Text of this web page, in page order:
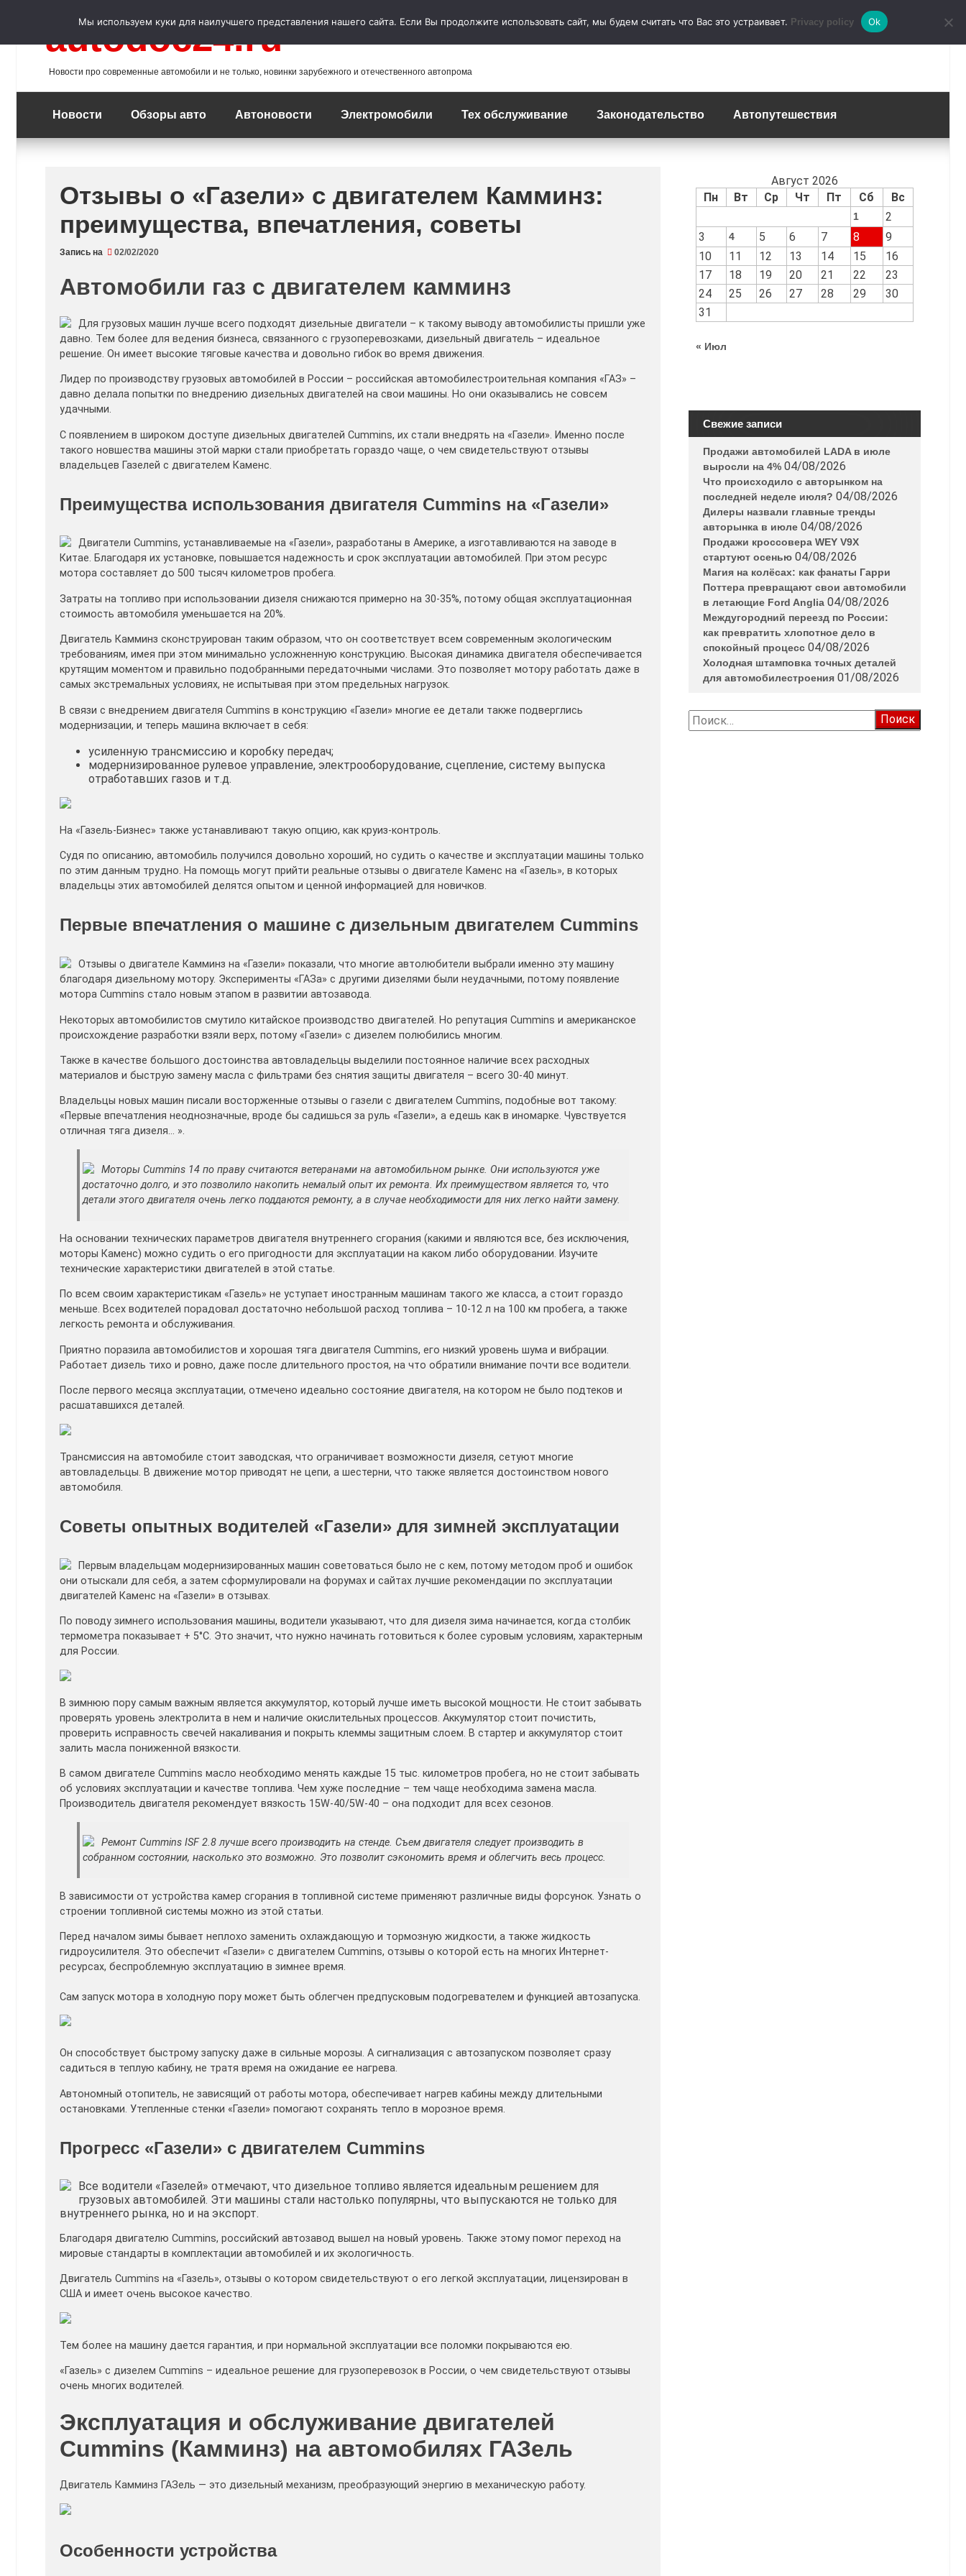
autodoc24.ru
Новости про современные автомобили и не только, новинки зарубежного и отечественного автопрома
Новости Обзоры авто Автоновости Электромобили Тех обслуживание Законодательство Автопутешествия
Отзывы о «Газели» с двигателем Камминз:
преимущества, впечатления, советы
Запись на 02/02/2020
Автомобили газ с двигателем камминз
Для грузовых машин лучше всего подходят дизельные двигатели – к такому выводу автомобилисты пришли уже
давно. Тем более для ведения бизнеса, связанного с грузоперевозками, дизельный двигатель – идеальное
решение. Он имеет высокие тяговые качества и довольно гибок во время движения.
Лидер по производству грузовых автомобилей в России – российская автомобилестроительная компания «ГАЗ» –
давно делала попытки по внедрению дизельных двигателей на свои машины. Но они оказывались не совсем
удачными.
С появлением в широком доступе дизельных двигателей Cummins, их стали внедрять на «Газели». Именно после
такого новшества машины этой марки стали приобретать гораздо чаще, о чем свидетельствуют отзывы
владельцев Газелей с двигателем Каменс.
Преимущества использования двигателя Cummins на «Газели»
Двигатели Cummins, устанавливаемые на «Газели», разработаны в Америке, а изготавливаются на заводе в
Китае. Благодаря их установке, повышается надежность и срок эксплуатации автомобилей. При этом ресурс
мотора составляет до 500 тысяч километров пробега.
Затраты на топливо при использовании дизеля снижаются примерно на 30-35%, потому общая эксплуатационная
стоимость автомобиля уменьшается на 20%.
Двигатель Камминз сконструирован таким образом, что он соответствует всем современным экологическим
требованиям, имея при этом минимально усложненную конструкцию. Высокая динамика двигателя обеспечивается
крутящим моментом и правильно подобранными передаточными числами. Это позволяет мотору работать даже в
самых экстремальных условиях, не испытывая при этом предельных нагрузок.
В связи с внедрением двигателя Cummins в конструкцию «Газели» многие ее детали также подверглись
модернизации, и теперь машина включает в себя:
усиленную трансмиссию и коробку передач;
модернизированное рулевое управление, электрооборудование, сцепление, систему выпуска
отработавших газов и т.д.
На «Газель-Бизнес» также устанавливают такую опцию, как круиз-контроль.
Судя по описанию, автомобиль получился довольно хороший, но судить о качестве и эксплуатации машины только
по этим данным трудно. На помощь могут прийти реальные отзывы о двигателе Каменс на «Газель», в которых
владельцы этих автомобилей делятся опытом и ценной информацией для новичков.
Первые впечатления о машине с дизельным двигателем Cummins
Отзывы о двигателе Камминз на «Газели» показали, что многие автолюбители выбрали именно эту машину
благодаря дизельному мотору. Эксперименты «ГАЗа» с другими дизелями были неудачными, потому появление
мотора Cummins стало новым этапом в развитии автозавода.
Некоторых автомобилистов смутило китайское производство двигателей. Но репутация Cummins и американское
происхождение разработки взяли верх, потому «Газели» с дизелем полюбились многим.
Также в качестве большого достоинства автовладельцы выделили постоянное наличие всех расходных
материалов и быструю замену масла с фильтрами без снятия защиты двигателя – всего 30-40 минут.
Владельцы новых машин писали восторженные отзывы о газели с двигателем Cummins, подобные вот такому:
«Первые впечатления неоднозначные, вроде бы садишься за руль «Газели», а едешь как в иномарке. Чувствуется
отличная тяга дизеля… ».
Моторы Cummins 14 по праву считаются ветеранами на автомобильном рынке. Они используются уже
достаточно долго, и это позволило накопить немалый опыт их ремонта. Их преимуществом является то, что
детали этого двигателя очень легко поддаются ремонту, а в случае необходимости для них легко найти замену.
На основании технических параметров двигателя внутреннего сгорания (какими и являются все, без исключения,
моторы Каменс) можно судить о его пригодности для эксплуатации на каком либо оборудовании. Изучите
технические характеристики двигателей в этой статье.
По всем своим характеристикам «Газель» не уступает иностранным машинам такого же класса, а стоит гораздо
меньше. Всех водителей порадовал достаточно небольшой расход топлива – 10-12 л на 100 км пробега, а также
легкость ремонта и обслуживания.
Приятно поразила автомобилистов и хорошая тяга двигателя Cummins, его низкий уровень шума и вибрации.
Работает дизель тихо и ровно, даже после длительного простоя, на что обратили внимание почти все водители.
После первого месяца эксплуатации, отмечено идеально состояние двигателя, на котором не было подтеков и
расшатавшихся деталей.
Трансмиссия на автомобиле стоит заводская, что ограничивает возможности дизеля, сетуют многие
автовладельцы. В движение мотор приводят не цепи, а шестерни, что также является достоинством нового
автомобиля.
Советы опытных водителей «Газели» для зимней эксплуатации
Первым владельцам модернизированных машин советоваться было не с кем, потому методом проб и ошибок
они отыскали для себя, а затем сформулировали на форумах и сайтах лучшие рекомендации по эксплуатации
двигателей Каменс на «Газели» в отзывах.
По поводу зимнего использования машины, водители указывают, что для дизеля зима начинается, когда столбик
термометра показывает + 5°С. Это значит, что нужно начинать готовиться к более суровым условиям, характерным
для России.
В зимнюю пору самым важным является аккумулятор, который лучше иметь высокой мощности. Не стоит забывать
проверять уровень электролита в нем и наличие окислительных процессов. Аккумулятор стоит почистить,
проверить исправность свечей накаливания и покрыть клеммы защитным слоем. В стартер и аккумулятор стоит
залить масла пониженной вязкости.
В самом двигателе Cummins масло необходимо менять каждые 15 тыс. километров пробега, но не стоит забывать
об условиях эксплуатации и качестве топлива. Чем хуже последние – тем чаще необходима замена масла.
Производитель двигателя рекомендует вязкость 15W-40/5W-40 – она подходит для всех сезонов.
Ремонт Cummins ISF 2.8 лучше всего производить на стенде. Съем двигателя следует производить в
собранном состоянии, насколько это возможно. Это позволит сэкономить время и облегчить весь процесс.
В зависимости от устройства камер сгорания в топливной системе применяют различные виды форсунок. Узнать о
строении топливной системы можно из этой статьи.
Перед началом зимы бывает неплохо заменить охлаждающую и тормозную жидкости, а также жидкость
гидроусилителя. Это обеспечит «Газели» с двигателем Cummins, отзывы о которой есть на многих Интернет-
ресурсах, беспроблемную эксплуатацию в зимнее время.
Сам запуск мотора в холодную пору может быть облегчен предпусковым подогревателем и функцией автозапуска.
Он способствует быстрому запуску даже в сильные морозы. А сигнализация с автозапуском позволяет сразу
садиться в теплую кабину, не тратя время на ожидание ее нагрева.
Автономный отопитель, не зависящий от работы мотора, обеспечивает нагрев кабины между длительными
остановками. Утепленные стенки «Газели» помогают сохранять тепло в морозное время.
Прогресс «Газели» с двигателем Cummins
Все водители «Газелей» отмечают, что дизельное топливо является идеальным решением для
грузовых автомобилей. Эти машины стали настолько популярны, что выпускаются не только для
внутреннего рынка, но и на экспорт.
Благодаря двигателю Cummins, российский автозавод вышел на новый уровень. Также этому помог переход на
мировые стандарты в комплектации автомобилей и их экологичность.
Двигатель Cummins на «Газель», отзывы о котором свидетельствуют о его легкой эксплуатации, лицензирован в
США и имеет очень высокое качество.
Тем более на машину дается гарантия, и при нормальной эксплуатации все поломки покрываются ею.
«Газель» с дизелем Cummins – идеальное решение для грузоперевозок в России, о чем свидетельствуют отзывы
очень многих водителей.
Эксплуатация и обслуживание двигателей
Cummins (Камминз) на автомобилях ГАЗель
Двигатель Камминз ГАЗель — это дизельный механизм, преобразующий энергию в механическую работу.
Особенности устройства
Август 2026
Пн
Вт Ср Чт Пт Сб Вс
1
2
3
4 5 6 7 8
9
10
11 12 13 14 15
16
17
18 19 20 21 22
23
24
25 26 27 28 29
30
31
« Июл
Свежие записи
Продажи автомобилей LADA в июле
выросли на 4% 04/08/2026
Что происходило с авторынком на
последней неделе июля? 04/08/2026
Дилеры назвали главные тренды
авторынка в июле 04/08/2026
Продажи кроссовера WEY V9X
стартуют осенью 04/08/2026
Магия на колёсах: как фанаты Гарри
Поттера превращают свои автомобили
в летающие Ford Anglia 04/08/2026
Междугородний переезд по России:
как превратить хлопотное дело в
спокойный процесс 04/08/2026
Холодная штамповка точных деталей
для автомобилестроения 01/08/2026
Найти:
Мы используем куки для наилучшего представления нашего сайта. Если Вы продолжите использовать сайт, мы будем считать что Вас это устраивает. Privacy policy Ok